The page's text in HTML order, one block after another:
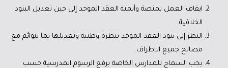
ايقاف العمل بمنصة وأتمتة العقد الموحد إلى حين تعديل البنود
الخلافية.
النظر إلى بنود العقد الموحد بنظرة وطنية وتعديلها بما يتوائم مع
مصالح جميع الاطراف.
يجب السماح للمدارس الخاصة برفع الرسوم المدرسية حسب